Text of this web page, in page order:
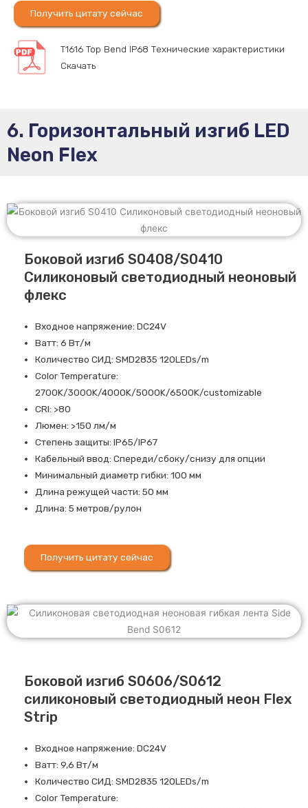
Получить цитату сейчас
T1616 Top Bend IP68 Технические характеристики
Скачать
6. Горизонтальный изгиб LED
Neon Flex
Боковой изгиб S0408/S0410
Силиконовый светодиодный неоновый
флекс
Входное напряжение: DC24V
Ватт: 6 Вт/м
Количество СИД: SMD2835 120LEDs/m
Color Temperature:
2700K/3000K/4000K/5000K/6500K/customizable
CRI: >80
Люмен: >150 лм/м
Степень защиты: IP65/IP67
Кабельный ввод: Спереди/сбоку/снизу для опции
Минимальный диаметр гибки: 100 мм
Длина режущей части: 50 мм
Длина: 5 метров/рулон
Получить цитату сейчас
Боковой изгиб S0606/S0612
силиконовый светодиодный неон Flex
Strip
Входное напряжение: DC24V
Ватт: 9,6 Вт/м
Количество СИД: SMD2835 120LEDs/m
Color Temperature: